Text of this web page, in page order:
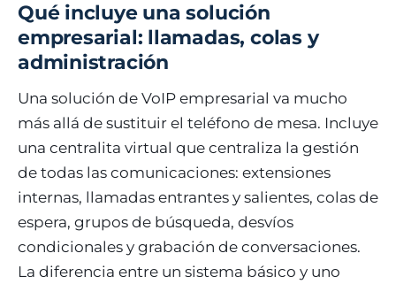
Qué incluye una solución
empresarial: llamadas, colas y
administración
Una solución de VoIP empresarial va mucho
más allá de sustituir el teléfono de mesa. Incluye
una centralita virtual que centraliza la gestión
de todas las comunicaciones: extensiones
internas, llamadas entrantes y salientes, colas de
espera, grupos de búsqueda, desvíos
condicionales y grabación de conversaciones.
La diferencia entre un sistema básico y uno